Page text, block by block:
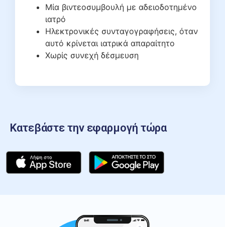
Μία βιντεοσυμβουλή με αδειοδοτημένο
ιατρό
Ηλεκτρονικές συνταγογραφήσεις, όταν
αυτό κρίνεται ιατρικά απαραίτητο
Χωρίς συνεχή δέσμευση
Κατεβάστε την εφαρμογή τώρα